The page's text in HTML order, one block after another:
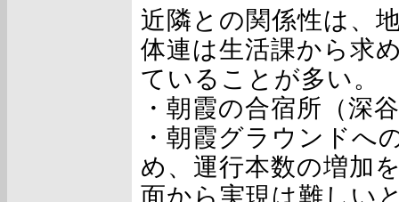
近隣との関係性は、
体連は生活課から求
ていることが多い。
・朝霞の合宿所（深
・朝霞グラウンドへ
め、運行本数の増加
面から実現は難しい